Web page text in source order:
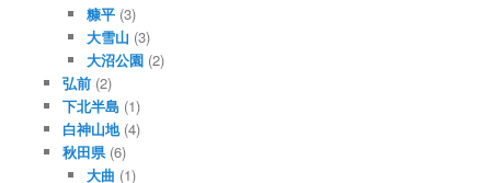
糠平 (3)
大雪山 (3)
大沼公園 (2)
弘前(2)
下北半島(1)
白神山地(4)
秋田県(6)
大曲 (1)